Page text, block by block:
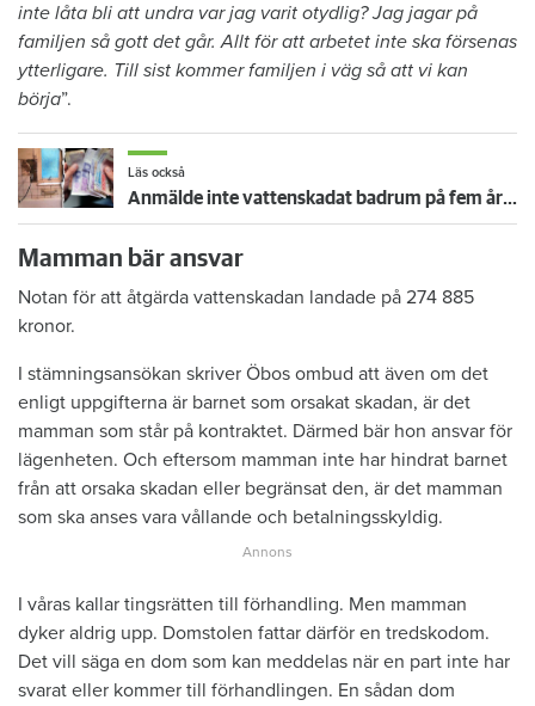
inte låta bli att undra var jag varit otydlig? Jag jagar på
familjen så gott det går. Allt för att arbetet inte ska försenas
ytterligare. Till sist kommer familjen i väg så att vi kan
börja”.
Läs också
Anmälde inte vattenskadat badrum på fem år – krävs på 125 000 kronor
Mamman bär ansvar
Notan för att åtgärda vattenskadan landade på 274 885
kronor.
I stämningsansökan skriver Öbos ombud att även om det
enligt uppgifterna är barnet som orsakat skadan, är det
mamman som står på kontraktet. Därmed bär hon ansvar för
lägenheten. Och eftersom mamman inte har hindrat barnet
från att orsaka skadan eller begränsat den, är det mamman
som ska anses vara vållande och betalningsskyldig.
I våras kallar tingsrätten till förhandling. Men mamman
dyker aldrig upp. Domstolen fattar därför en tredskodom.
Det vill säga en dom som kan meddelas när en part inte har
svarat eller kommer till förhandlingen. En sådan dom